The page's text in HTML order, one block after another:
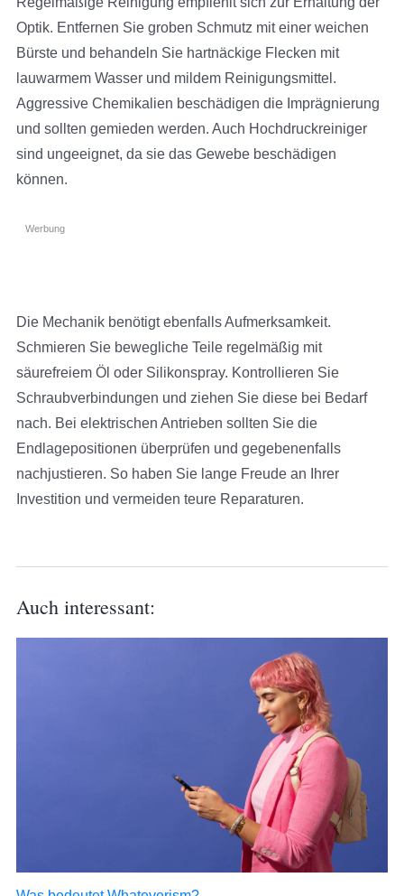
Optik. Entfernen Sie groben Schmutz mit einer weichen
Bürste und behandeln Sie hartnäckige Flecken mit
lauwarmem Wasser und mildem Reinigungsmittel.
Aggressive Chemikalien beschädigen die Imprägnierung
und sollten gemieden werden. Auch Hochdruckreiniger
sind ungeeignet, da sie das Gewebe beschädigen
können.
Werbung
Die Mechanik benötigt ebenfalls Aufmerksamkeit.
Schmieren Sie bewegliche Teile regelmäßig mit
säurefreiem Öl oder Silikonspray. Kontrollieren Sie
Schraubverbindungen und ziehen Sie diese bei Bedarf
nach. Bei elektrischen Antrieben sollten Sie die
Endlagepositionen überprüfen und gegebenenfalls
nachjustieren. So haben Sie lange Freude an Ihrer
Investition und vermeiden teure Reparaturen.
Auch interessant: